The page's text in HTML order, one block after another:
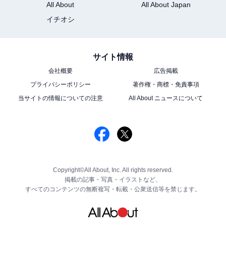
All About
All About Japan
イチオシ
サイト情報
会社概要
広告掲載
プライバシーポリシー
著作権・商標・免責事項
当サイトの情報についての注意
All About ニュースについて
Copyright©All About, Inc. All rights reserved.
掲載の記事・写真・イラストなど、
すべてのコンテンツの無断複写・転載・公衆送信等を禁じます。